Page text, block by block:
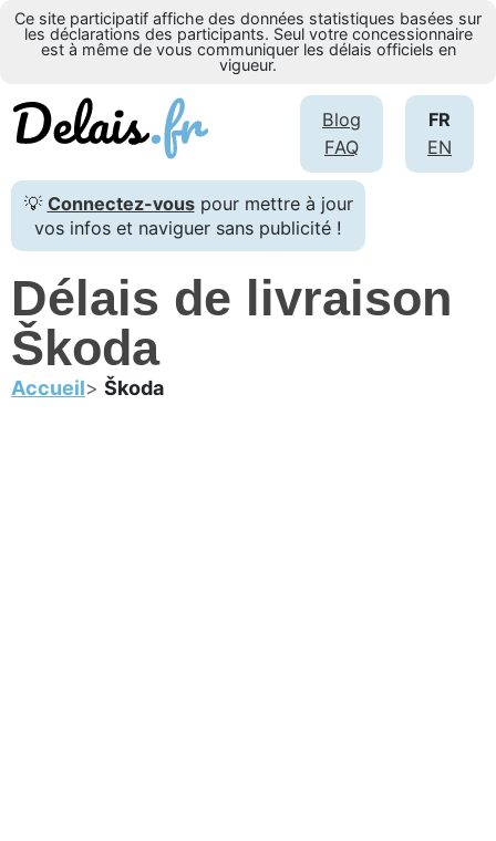
Ce site participatif affiche des données statistiques basées sur
les déclarations des participants. Seul votre concessionnaire
est à même de vous communiquer les délais officiels en
vigueur.
FR
EN
Blog
FAQ
💡 Connectez-vouspour mettre à jour
vos infos et naviguer sans publicité !
Délais de livraison
Škoda
Accueil Škoda